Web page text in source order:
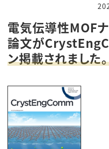
電気伝導性MOF
論文が
ン掲載されました。